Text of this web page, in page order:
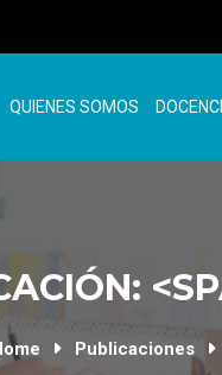
QUIENES SOMOS
Publicaciones